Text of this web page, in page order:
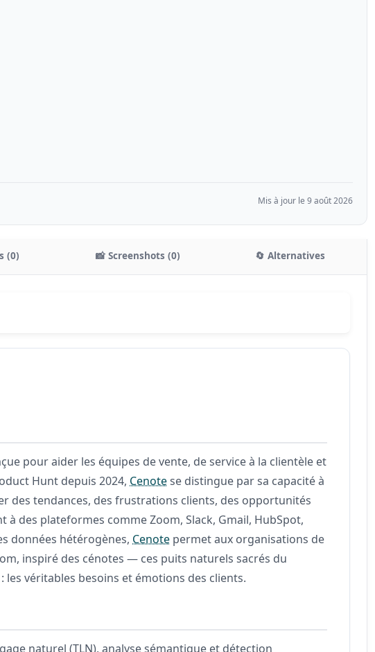
Mis à jour le 9 août 2026
(0) 📸 Screenshots (0) 🔄 Alternatives
pour aider les équipes de vente, de service à la clientèle et
Hunt depuis 2024, Cenotese distingue par sa capacité à
des tendances, des frustrations clients, des opportunités
à des plateformes comme Zoom, Slack, Gmail, HubSpot,
données hétérogènes, Cenote permet aux organisations de
inspiré des cénotes — ces puits naturels sacrés du
les véritables besoins et émotions des clients.
naturel (TLN), analyse sémantique et détection